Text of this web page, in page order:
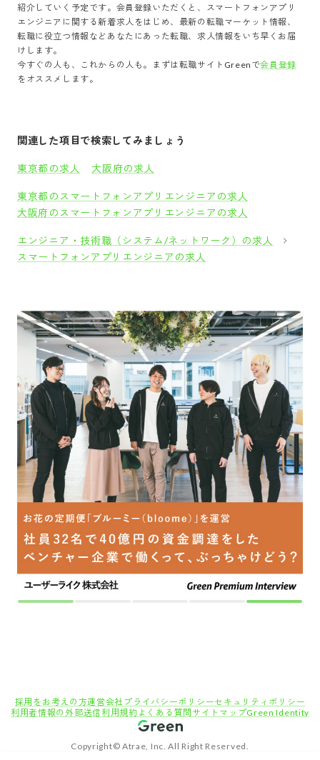
紹介していく予定です。会員登録いただくと、 スマートフォンアプリ
エンジニア に関する新着求人をはじめ、最新の転職マーケット情報、
転職に役立つ情報などあなたにあった転職、求人情報をいち早くお届
けします。
今すぐの人も、これからの人も。まずは転職サイトGreenで会員登録
をオススメします。
関連した項目で検索してみましょう
東京都の求人 大阪府の求人
東京都のスマートフォンアプリエンジニアの求人
大阪府のスマートフォンアプリエンジニアの求人
エンジニア・技術職（システム/ネットワーク）の求人
スマートフォンアプリエンジニアの求人
採用をお考えの方 運営会社プライバシーポリシーセキュリティポリシー
利用者情報の外部送信
利用規約 よくある質問 サイトマップ Green Identity
Copyright© Atrae, Inc. All Right Reserved.
転職サイトGreen エンジニア・技術職（システム/ネットワーク）の求人
導入後売上150%達成の技術力！”位置情報を生かしたフィジカルAI”のSaaSで自社プロダ